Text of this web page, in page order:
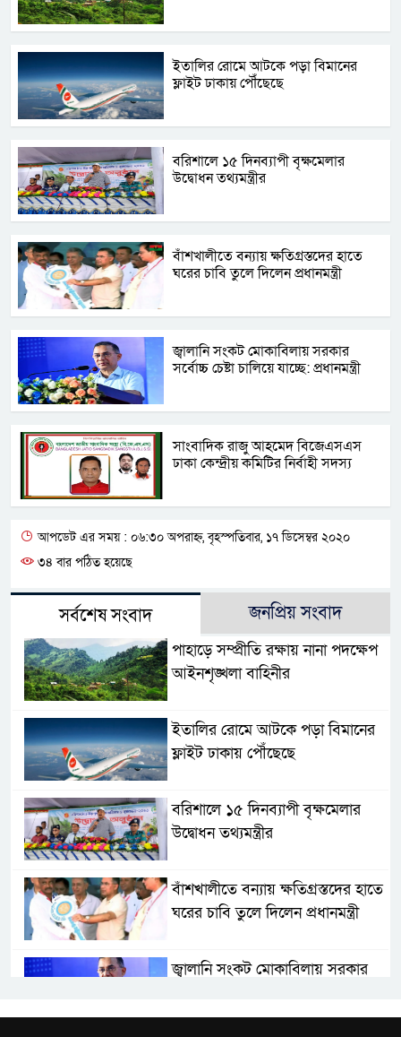
ইতালির রোমে আটকে পড়া বিমানের
ফ্লাইট ঢাকায় পৌঁছেছে
বরিশালে ১৫ দিনব্যাপী বৃক্ষমেলার
উদ্বোধন তথ্যমন্ত্রীর
বাঁশখালীতে বন্যায় ক্ষতিগ্রস্তদের হাতে
ঘরের চাবি তুলে দিলেন প্রধানমন্ত্রী
জ্বালানি সংকট মোকাবিলায় সরকার
সর্বোচ্চ চেষ্টা চালিয়ে যাচ্ছে: প্রধানমন্ত্রী
সাংবাদিক রাজু আহমেদ বিজেএসএস
ঢাকা কেন্দ্রীয় কমিটির নির্বাহী সদস্য
আপডেট এর সময় : ০৬:৩০ অপরাহ্ন, বৃহস্পতিবার, ১৭ ডিসেম্বর ২০২০
৩৪ বার পঠিত হয়েছে
সর্বশেষ সংবাদ জনপ্রিয় সংবাদ
পাহাড়ে সম্প্রীতি রক্ষায় নানা পদক্ষেপ
আইনশৃঙ্খলা বাহিনীর
ইতালির রোমে আটকে পড়া বিমানের
ফ্লাইট ঢাকায় পৌঁছেছে
বরিশালে ১৫ দিনব্যাপী বৃক্ষমেলার
উদ্বোধন তথ্যমন্ত্রীর
বাঁশখালীতে বন্যায় ক্ষতিগ্রস্তদের হাতে
ঘরের চাবি তুলে দিলেন প্রধানমন্ত্রী
জ্বালানি সংকট মোকাবিলায় সরকার